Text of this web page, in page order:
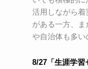
活用しながら着
がある一方、
や自治体も多い
8/27「生涯学習